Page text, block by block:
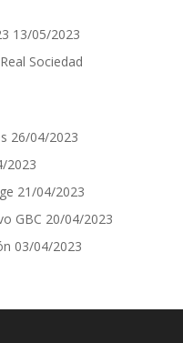
13/05/2023
Sociedad
26/04/2023
2023
21/04/2023
GBC 20/04/2023
03/04/2023